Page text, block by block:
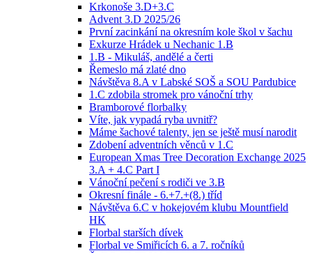
Krkonoše 3.D+3.C
Advent 3.D 2025/26
První zacinkání na okresním kole škol v šachu
Exkurze Hrádek u Nechanic 1.B
1.B - Mikuláš, andělé a čerti
Řemeslo má zlaté dno
Návštěva 8.A v Labské SOŠ a SOU Pardubice
1.C zdobila stromek pro vánoční trhy
Bramborové florbalky
Víte, jak vypadá ryba uvnitř?
Máme šachové talenty, jen se ještě musí narodit
Zdobení adventních věnců v 1.C
European Xmas Tree Decoration Exchange 2025
3.A + 4.C Part I
Vánoční pečení s rodiči ve 3.B
Okresní finále - 6.+7.+(8.) tříd
Návštěva 6.C v hokejovém klubu Mountfield
HK
Florbal starších dívek
Florbal ve Smiřicích 6. a 7. ročníků